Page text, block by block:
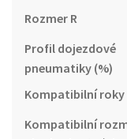
Rozmer R
Profil dojezdové
pneumatiky (%)
Kompatibilní roky
Kompatibilní